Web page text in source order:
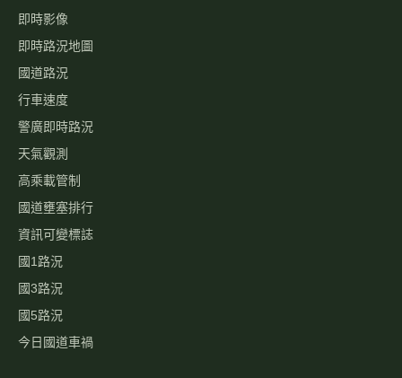
即時影像
即時路況地圖
國道路況
行車速度
警廣即時路況
天氣觀測
高乘載管制
國道壅塞排行
資訊可變標誌
國1路況
國3路況
國5路況
今日國道車禍